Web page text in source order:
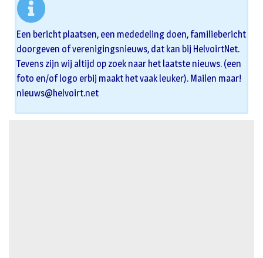
Een bericht plaatsen, een mededeling doen, familiebericht
doorgeven of verenigingsnieuws, dat kan bij HelvoirtNet.
Tevens zijn wij altijd op zoek naar het laatste nieuws. (een
foto en/of logo erbij maakt het vaak leuker). Mailen maar!
nieuws@helvoirt.net